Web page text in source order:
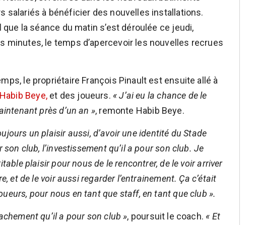
salariés à bénéficier des nouvelles installations.
la séance du matin s’est déroulée ce jeudi,
minutes, le temps d’apercevoir les nouvelles recrues
le propriétaire François Pinault est ensuite allé à
Beye,et des joueurs. « J’ai eu la chance de le
près d’un an », remonte Habib Beye.
un plaisir aussi, d’avoir une identité du Stade
club, l’investissement qu’il a pour son club. Je
plaisir pour nous de le rencontrer, de le voir arriver
et de le voir aussi regarder l’entrainement. Ça c’était
pour nous en tant que staff, en tant que club ».
qu’il a pour son club », poursuit le coach. « Et